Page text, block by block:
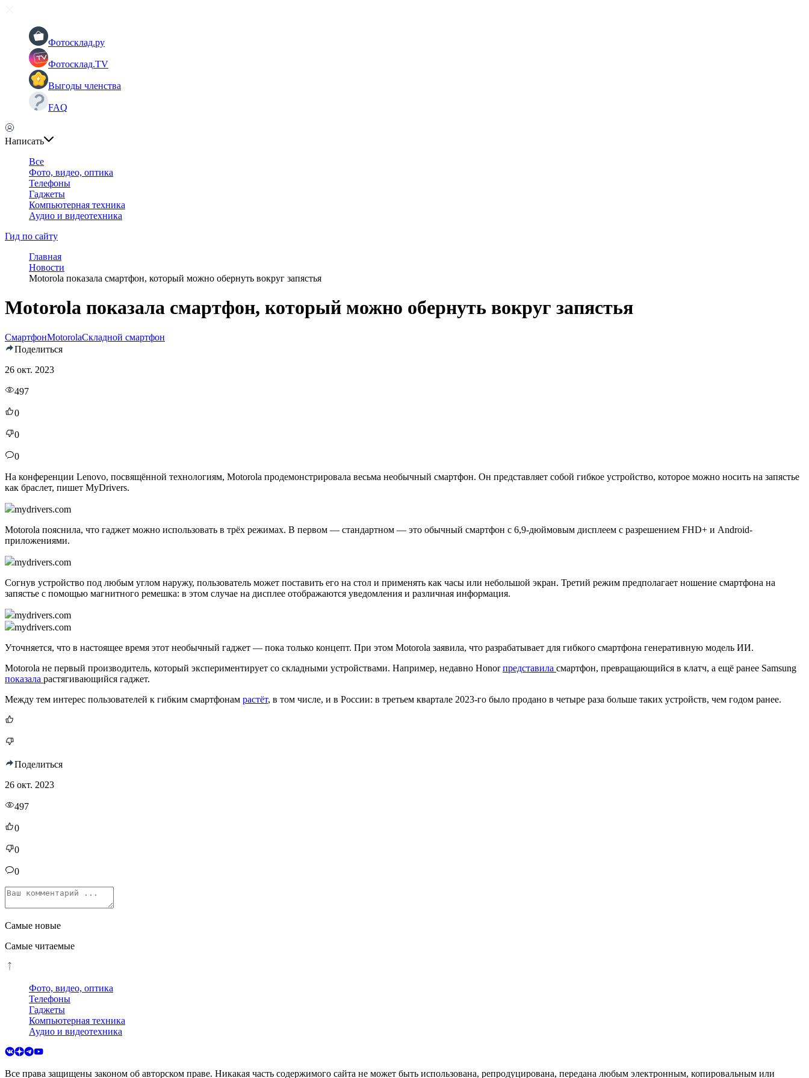
Фотосклад.ру
Фотосклад.TV
Выгоды членства
FAQ
Написать
Все
Фото, видео, оптика
Телефоны
Гаджеты
Компьютерная техника
Аудио и видеотехника
Гид по сайту
Главная
Новости
Motorola показала смартфон, который можно обернуть вокруг запястья
Motorola показала смартфон, который можно обернуть вокруг запястья
СмартфонMotorolaСкладной смартфон
Поделиться
26 окт. 2023
497
0
0
0
На конференции Lenovo, посвящённой технологиям, Motorola продемонстрировала весьма необычный смартфон. Он представляет собой гибкое устройство, которое можно носить на запястье
как браслет, пишет MyDrivers.
mydrivers.com
Motorola пояснила, что гаджет можно использовать в трёх режимах. В первом — стандартном — это обычный смартфон с 6,9-дюймовым дисплеем с разрешением FHD+ и Android-
приложениями.
mydrivers.com
Согнув устройство под любым углом наружу, пользователь может поставить его на стол и применять как часы или небольшой экран. Третий режим предполагает ношение смартфона на
запястье с помощью магнитного ремешка: в этом случае на дисплее отображаются уведомления и различная информация.
mydrivers.com
mydrivers.com
Уточняется, что в настоящее время этот необычный гаджет — пока только концепт. При этом Motorola заявила, что разрабатывает для гибкого смартфона генеративную модель ИИ.
Motorola не первый производитель, который экспериментирует со складными устройствами. Например, недавно Honorпредставила смартфон, превращающийся в клатч, а ещё ранее Samsung
показала растягивающийся гаджет.
Между тем интерес пользователей к гибким смартфонам растёт, в том числе, и в России: в третьем квартале 2023-го было продано в четыре раза больше таких устройств, чем годом ранее.
Поделиться
26 окт. 2023
497
0
0
0
Самые новые
Самые читаемые
Фото, видео, оптика
Телефоны
Гаджеты
Компьютерная техника
Аудио и видеотехника
Все права защищены законом об авторском праве. Никакая часть содержимого сайта не может быть использована, репродуцирована, передана любым электронным, копировальным или